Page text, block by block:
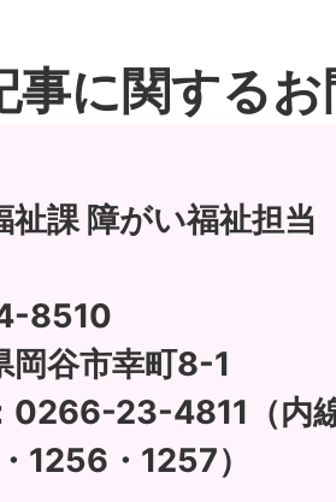
事に関する
祉課 障がい福祉担当
8510
岡谷市幸町8-1
0266-23-4811（内
1256・1257）